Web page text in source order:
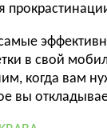
в свой
когда вам
вы